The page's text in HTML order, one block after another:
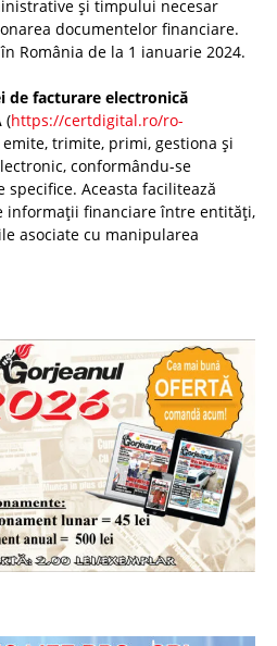
și timpului necesar
documentelor financiare.
România de la 1 ianuarie 2024.
de facturare electronică
(https://certdigital.ro/ro-
trimite, primi, gestiona și
conformându-se
Aceasta facilitează
informații financiare între entități,
asociate cu manipularea